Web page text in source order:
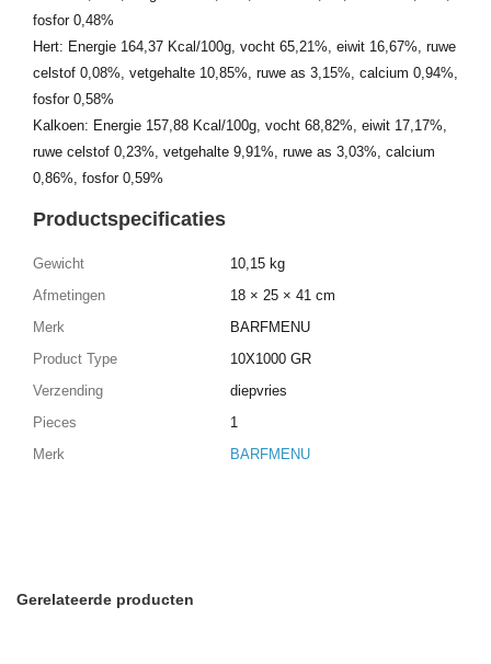
fosfor 0,48%
Hert: Energie 164,37 Kcal/100g, vocht 65,21%, eiwit 16,67%, ruwe
celstof 0,08%, vetgehalte 10,85%, ruwe as 3,15%, calcium 0,94%,
fosfor 0,58%
Kalkoen: Energie 157,88 Kcal/100g, vocht 68,82%, eiwit 17,17%,
ruwe celstof 0,23%, vetgehalte 9,91%, ruwe as 3,03%, calcium
0,86%, fosfor 0,59%
Productspecificaties
Gewicht
10,15 kg
Afmetingen
18 × 25 × 41 cm
Merk
BARFMENU
Product Type
10X1000 GR
Verzending
diepvries
Pieces
1
Merk
BARFMENU
Gerelateerde producten